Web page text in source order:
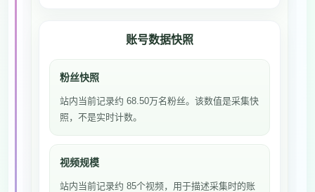
账号数据快照
粉丝快照
站内当前记录约 68.50万名粉丝。该数值是采集快
照，不是实时计数。
视频规模
站内当前记录约 85个视频，用于描述采集时的账